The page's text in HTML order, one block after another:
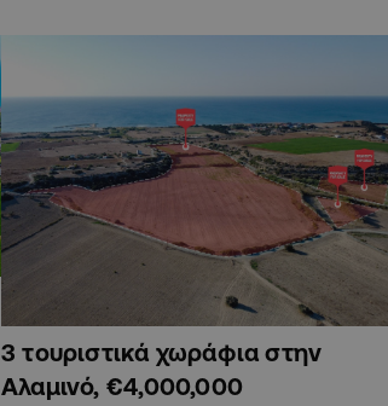
3 τουριστικά χωράφια στην
Αλαμινό, €4,000,000